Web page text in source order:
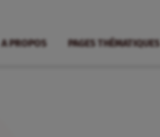
A PROPOS PAGES THÉMATIQUES